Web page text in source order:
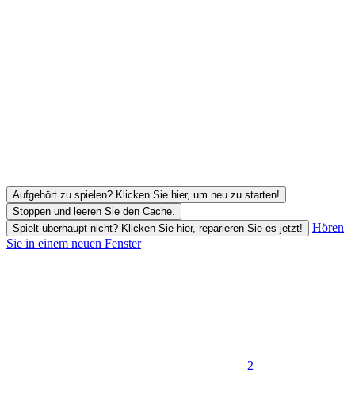
Aufgehört zu spielen? Klicken Sie hier, um neu zu starten!
Stoppen und leeren Sie den Cache.
Spielt überhaupt nicht? Klicken Sie hier, reparieren Sie es jetzt!
Hören
Sie in einem neuen Fenster
2